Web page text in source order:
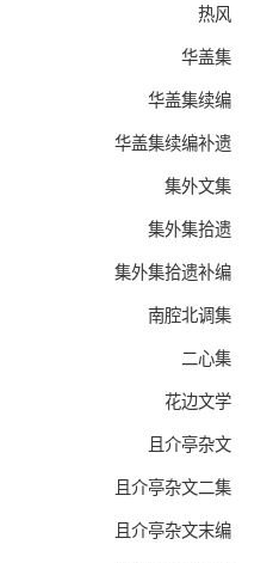
热风
华盖集
华盖集续编
华盖集续编补遗
集外文集
集外集拾遗
集外集拾遗补编
南腔北调集
二心集
花边文学
且介亭杂文
且介亭杂文二集
且介亭杂文末编